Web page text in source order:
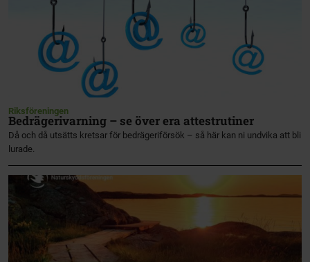
Riksföreningen
Bedrägerivarning – se över era attestrutiner
Då och då utsätts kretsar för bedrägeriförsök – så här kan ni undvika att bli
lurade.